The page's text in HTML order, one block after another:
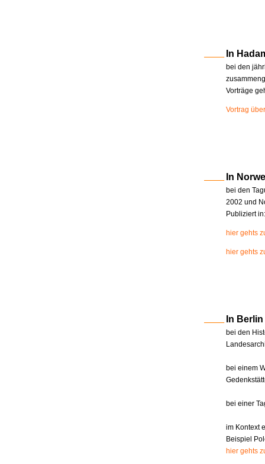
In
bei den
Vorträge
Vortrag
In
bei den
2002 und
Publiziert
hier gehts
hier gehts
In
bei den
bei einem
bei einer
im Kontext
Beispiel
hier gehts